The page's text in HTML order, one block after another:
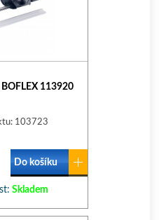
113920
103723
Do košíku
Skladem